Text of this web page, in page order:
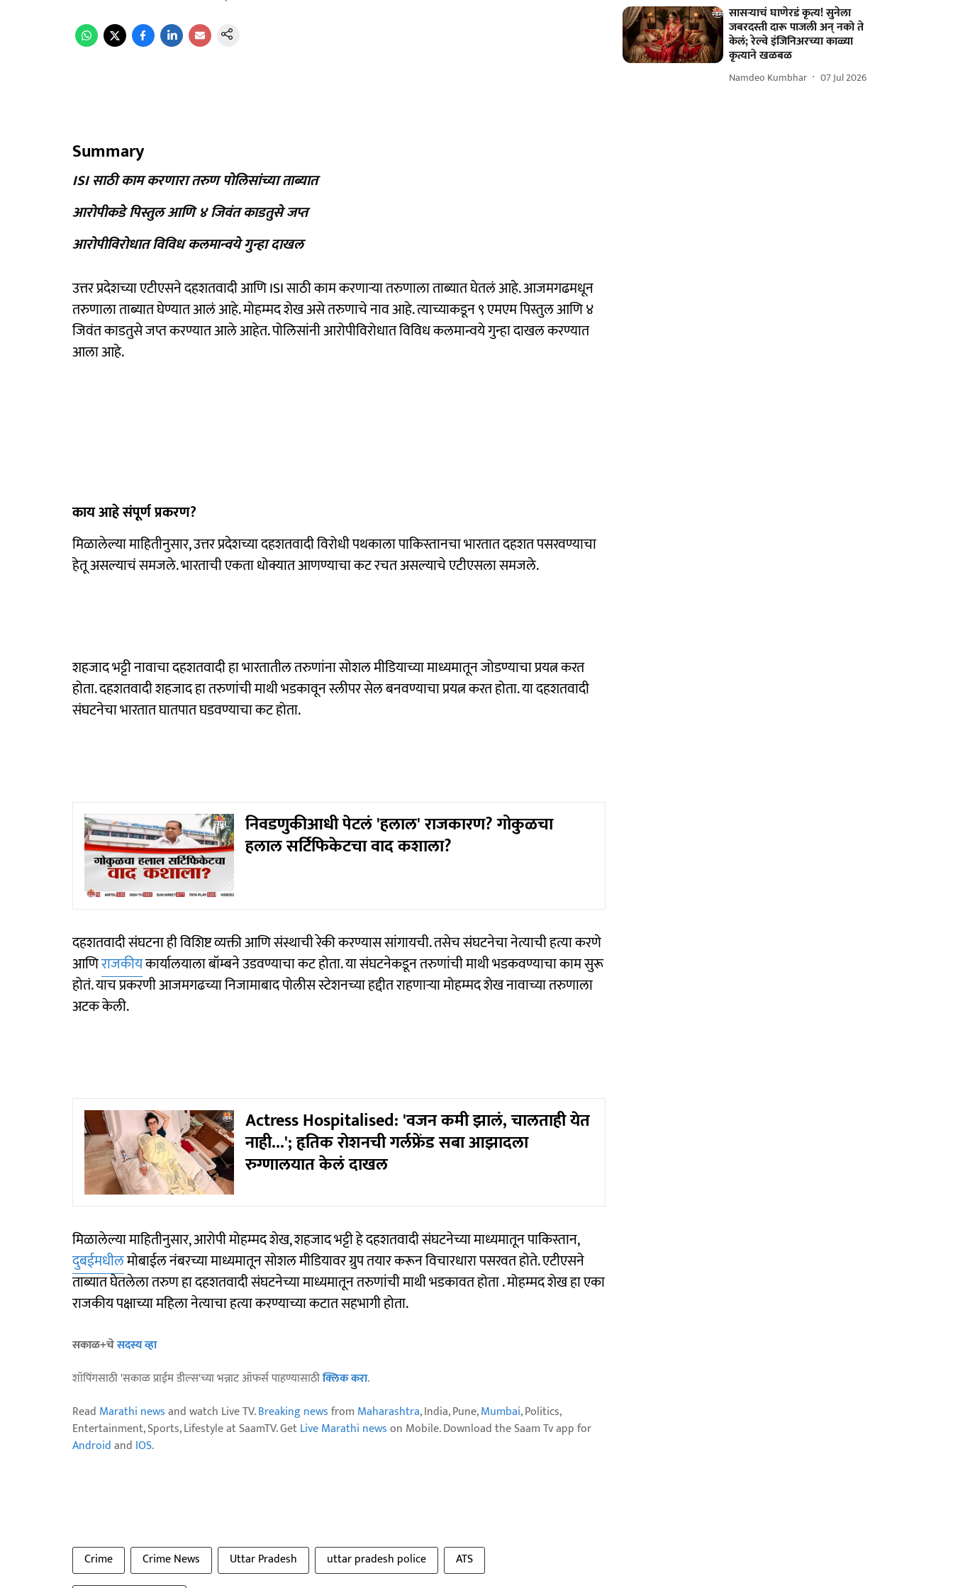
Summary
ISI साठी काम करणारा तरुण पोलिसांच्या ताब्यात
आरोपीकडे पिस्तुल आणि ४ जिवंत काडतुसे जप्त
आरोपीविरोधात विविध कलमान्वये गुन्हा दाखल
उत्तर प्रदेशच्या एटीएसने दहशतवादी आणि ISI साठी काम करणाऱ्या तरुणाला ताब्यात घेतलं आहे. आजमगढमधून
तरुणाला ताब्यात घेण्यात आलं आहे. मोहम्मद शेख असे तरुणाचे नाव आहे. त्याच्याकडून ९ एमएम पिस्तुल आणि ४
जिवंत काडतुसे जप्त करण्यात आले आहेत. पोलिसांनी आरोपीविरोधात विविध कलमान्वये गुन्हा दाखल करण्यात
आला आहे.
काय आहे संपूर्ण प्रकरण?
मिळालेल्या माहितीनुसार, उत्तर प्रदेशच्या दहशतवादी विरोधी पथकाला पाकिस्तानचा भारतात दहशत पसरवण्याचा
हेतू असल्याचं समजले. भारताची एकता धोक्यात आणण्याचा कट रचत असल्याचे एटीएसला समजले.
शहजाद भट्टी नावाचा दहशतवादी हा भारतातील तरुणांना सोशल मीडियाच्या माध्यमातून जोडण्याचा प्रयत्न करत
होता. दहशतवादी शहजाद हा तरुणांची माथी भडकावून स्लीपर सेल बनवण्याचा प्रयत्न करत होता. या दहशतवादी
संघटनेचा भारतात घातपात घडवण्याचा कट होता.
निवडणुकीआधी पेटलं 'हलाल' राजकारण? गोकुळचा
हलाल सर्टिफिकेटचा वाद कशाला?
दहशतवादी संघटना ही विशिष्ट व्यक्ती आणि संस्थाची रेकी करण्यास सांगायची. तसेच संघटनेचा नेत्याची हत्या करणे
आणिराजकीयकार्यालयाला बॉम्बने उडवण्याचा कट होता. या संघटनेकडून तरुणांची माथी भडकवण्याचा काम सुरू
होतं. याच प्रकरणी आजमगढच्या निजामाबाद पोलीस स्टेशनच्या हद्दीत राहणाऱ्या मोहम्मद शेख नावाच्या तरुणाला
अटक केली.
Actress Hospitalised: 'वजन कमी झालं, चालताही येत
नाही...'; हृतिक रोशनची गर्लफ्रेंड सबा आझादला
रुग्णालयात केलं दाखल
मिळालेल्या माहितीनुसार, आरोपी मोहम्मद शेख, शहजाद भट्टी हे दहशतवादी संघटनेच्या माध्यमातून पाकिस्तान,
दुबईमधीलमोबाईल नंबरच्या माध्यमातून सोशल मीडियावर ग्रुप तयार करून विचारधारा पसरवत होते. एटीएसने
ताब्यात घेतलेला तरुण हा दहशतवादी संघटनेच्या माध्यमातून तरुणांची माथी भडकावत होता . मोहम्मद शेख हा एका
राजकीय पक्षाच्या महिला नेत्याचा हत्या करण्याच्या कटात सहभागी होता.
सकाळ+चेसदस्य व्हा
शॉपिंगसाठी 'सकाळ प्राईम डील्स'च्या भन्नाट ऑफर्स पाहण्यासाठीक्लिक करा.
Read Marathi newsand watch Live TV.Breaking newsfrom Maharashtra, India, Pune,Mumbai, Politics,
Entertainment, Sports, Lifestyle at SaamTV. GetLive Marathi newson Mobile. Download the Saam Tv app for
Androidand IOS.
Crime Crime News Uttar Pradesh uttar pradesh police
ATS
सासऱ्याचं घाणेरडं कृत्य! सुनेला
जबरदस्ती दारू पाजली अन् नको ते
केलं; रेल्वे इंजिनिअरच्या काळ्या
कृत्याने खळबळ
Namdeo Kumbhar 07 Jul 2026